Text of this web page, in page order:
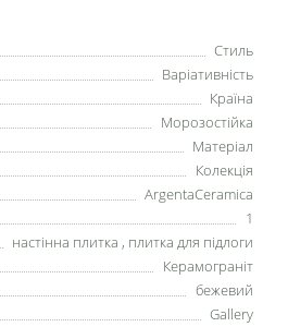
Стиль
Варіативність
Країна
Морозостійка
Матеріал
Колекція
ArgentaCeramica
1
настінна плитка , плитка для підлоги
Керамограніт
бежевий
Gallery